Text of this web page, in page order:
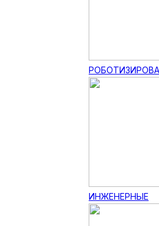
ИНЖЕНЕРНЫЕ